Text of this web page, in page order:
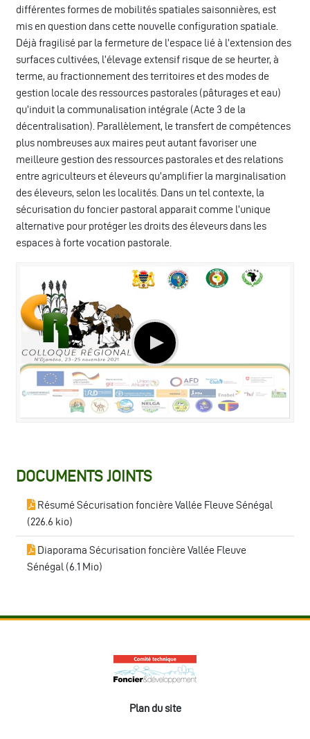
différentes formes de mobilités spatiales saisonnières, est
mis en question dans cette nouvelle configuration spatiale.
Déjà fragilisé par la fermeture de l’espace lié à l’extension des
surfaces cultivées, l’élevage extensif risque de se heurter, à
terme, au fractionnement des territoires et des modes de
gestion locale des ressources pastorales (pâturages et eau)
qu’induit la communalisation intégrale (Acte 3 de la
décentralisation). Parallèlement, le transfert de compétences
plus nombreuses aux maires peut autant favoriser une
meilleure gestion des ressources pastorales et des relations
entre agriculteurs et éleveurs qu’amplifier la marginalisation
des éleveurs, selon les localités. Dans un tel contexte, la
sécurisation du foncier pastoral apparait comme l’unique
alternative pour protéger les droits des éleveurs dans les
espaces à forte vocation pastorale.
DOCUMENTS JOINTS
Résumé Sécurisation foncière Vallée Fleuve Sénégal
(226.6 kio)
Diaporama Sécurisation foncière Vallée Fleuve
Sénégal (6.1 Mio)
Plan du site